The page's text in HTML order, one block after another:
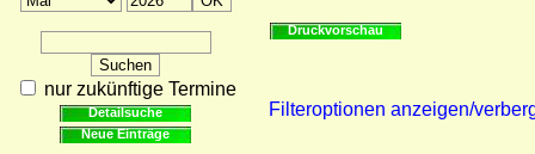
nur zukünftige Termine
Detailsuche
Neue Einträge
Druckvorschau
Filteroptionen anzeigen/